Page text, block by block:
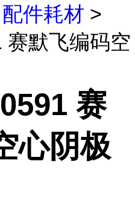
件耗材 >
赛默飞编码空
赛
心阴极